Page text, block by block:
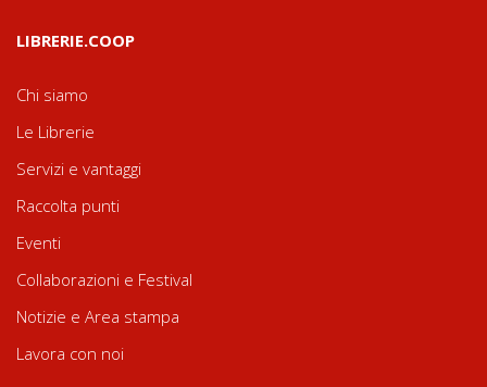
LIBRERIE.COOP
Chi siamo
Le Librerie
Servizi e vantaggi
Raccolta punti
Eventi
Collaborazioni e Festival
Notizie e Area stampa
Lavora con noi